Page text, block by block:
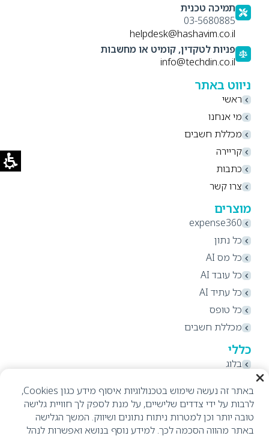
ניווט באתר
ראשי
מי אנחנו
מכללת חשבים
קריירה
כתבות
צרו קשר
מוצרים
expense360
כל נתון
כל מס AI
כל עובד AI
כל עתיד AI
כל טופס
מכללת חשבים
כללי
בלוג
מדיניות פרטיות
הצהרת נגישות
תמיכה טכנית
03-5680885
helpdesk@hashavim.co.il
פניות לטקדין, קומיט או מחשבות
info@techdin.co.il
באתר זה נעשה שימוש בטכנולוגיות איסוף מידע כגון Cookies,
לרבות על ידי צדדים שלישיים, על מנת לספק לך חוויית גלישה
טובה יותר וכן למטרות ניתוח נתונים ושיווק. המשך הגלישה
באתר מהווה הסכמה לכך. למידע נוסף בנושא ואפשרות לנהל